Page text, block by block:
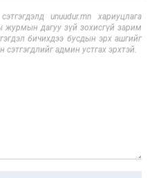
unuudur.mn хариуцлага
журмын дагуу зүй зохисгүй зарим
бичихдээ бусдын эрх ашгийг
админ устгах эрхтэй.